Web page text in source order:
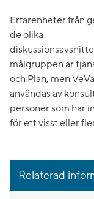
Erfarenheter från
de olika
målgruppen är
och Plan, men
användas av
personer som har
för ett visst eller
Relaterad